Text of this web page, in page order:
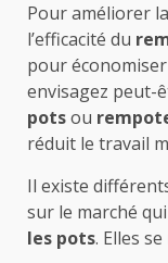
Pour améliorer
l’efficacité du
pour
envisagez peut-
potsou
réduit le travail
Il existe
sur le marché
les pots. Elles